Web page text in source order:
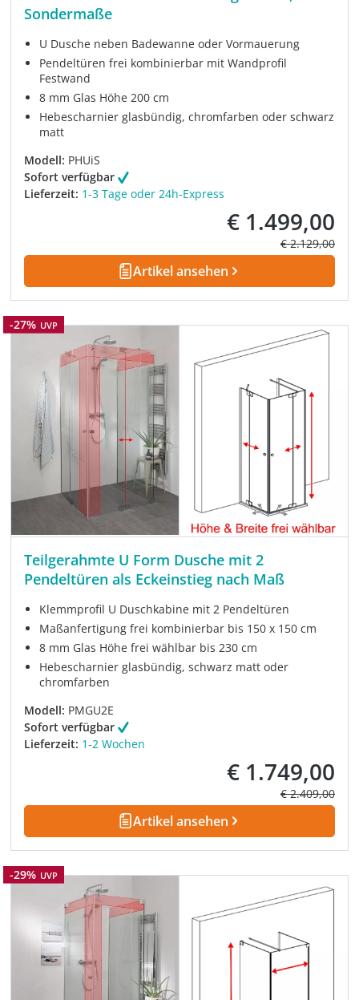
Sondermaße
U Dusche neben Badewanne oder Vormauerung
Pendeltüren frei kombinierbar mit Wandprofil
Festwand
8 mm Glas Höhe 200 cm
Hebescharnier glasbündig, chromfarben oder schwarz
matt
Modell: PHUiS
Sofort verfügbar
Lieferzeit: 1-3 Tage oder 24h-Express
Verkaufspreis:
€ 1.499,00
Regulärer
€ 2.129,00
Artikel ansehen
Rabatt
-27% UVP
Teilgerahmte U Form Dusche mit 2
Pendeltüren als Eckeinstieg nach Maß
Klemmprofil U Duschkabine mit 2 Pendeltüren
Maßanfertigung frei kombinierbar bis 150 x 150 cm
8 mm Glas Höhe frei wählbar bis 230 cm
Hebescharnier glasbündig, schwarz matt oder
chromfarben
Modell: PMGU2E
Sofort verfügbar
Lieferzeit: 1-2 Wochen
Verkaufspreis:
€ 1.749,00
Regulärer
€ 2.409,00
Artikel ansehen
Rabatt
-29% UVP